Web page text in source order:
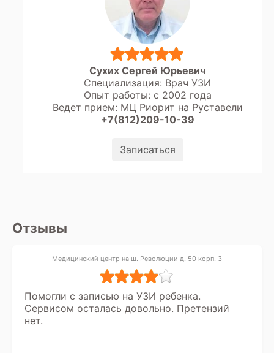
всегда рекомендуется записаться на
прием к специалисту для постановки
окончательного диагноза и разработки
плана лечения на основе всех
полученных данных, включая заключение
диагноста.Сухих Сергей Юрьевич
Специализация: Врач УЗИ
Опыт работы: с 2002 года
Ведет прием: МЦ Риорит на Руставели
+7(812)209-10-39
Записаться
Отзывы
Медицинский центр на ш. Революции д. 50 корп. 3
Помогли с записью на УЗИ ребенка.
Сервисом осталась довольно. Претензий
нет.